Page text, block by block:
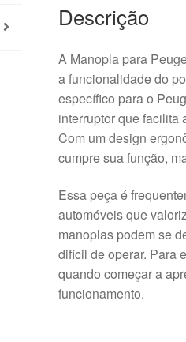
Descrição
A Manopla para
a funcionalidade do
específico para o
interruptor que facilita
Com um design
cumpre sua função,
Essa peça é
automóveis que
manoplas podem se
difícil de operar. Para
quando começar a
funcionamento.